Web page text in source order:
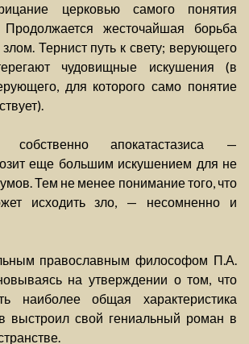
церковью самого понятия
Продолжается жесточайшая борьба
Тернист путь к свету; верующего
чудовищные искушения (в
для которого само понятие
собственно апокатастазиса —
еще большим искушением для не
Тем не менее понимание того, что
исходить зло, — несомненно и
православным философом П.А.
на утверждении о том, что
наиболее общая характеристика
выстроил свой гениальный роман в